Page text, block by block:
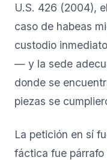
U.S. 426 (2004),
caso de habeas
custodio
— y la sede
donde se
piezas se
La petición en sí
fáctica fue